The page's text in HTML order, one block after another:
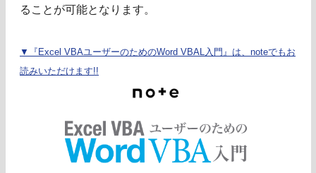
ることが可能となります。
▼『Excel VBAユーザーのためのWord VBAL入門』は、noteでもお
読みいただけます!!